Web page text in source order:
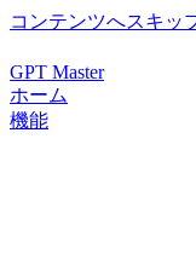
コンテンツへスキッ
GPT Master
ホーム
機能